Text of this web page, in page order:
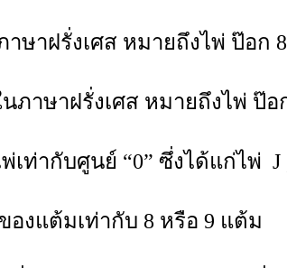
ษาฝรั่งเศส หมายถึงไพ่ ป๊อก
ภาษาฝรั่งเศส หมายถึงไพ่ ป๊อ
ากับศูนย์ “0” ซึ่งได้แก่ไพ่ J
งแต้มเท่ากับ 8 หรือ 9 แต้ม